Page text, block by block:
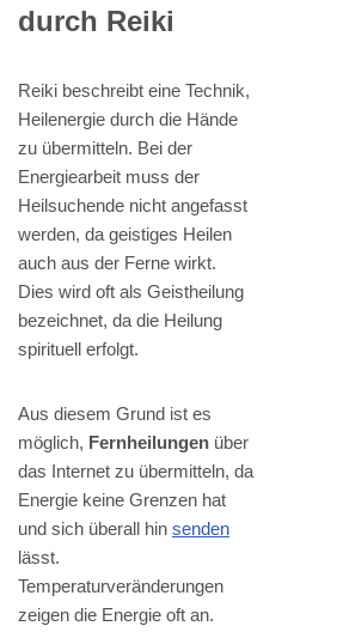
durch Reiki
Reiki beschreibt eine Technik,
Heilenergie durch die Hände
zu übermitteln. Bei der
Energiearbeit muss der
Heilsuchende nicht angefasst
werden, da geistiges Heilen
auch aus der Ferne wirkt.
Dies wird oft als Geistheilung
bezeichnet, da die Heilung
spirituell erfolgt.
Aus diesem Grund ist es
möglich, Fernheilungen über
das Internet zu übermitteln, da
Energie keine Grenzen hat
und sich überall hin senden
lässt.
Temperaturveränderungen
zeigen die Energie oft an.